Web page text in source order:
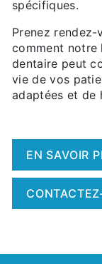
spécifiques.
Prenez
comment notre
dentaire peut
vie de vos
adaptées et de
EN SAVOIR